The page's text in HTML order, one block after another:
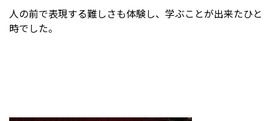
寄付金のお願い
人の前で表現する難しさも体験し、学ぶことが出来たひと
時でした。